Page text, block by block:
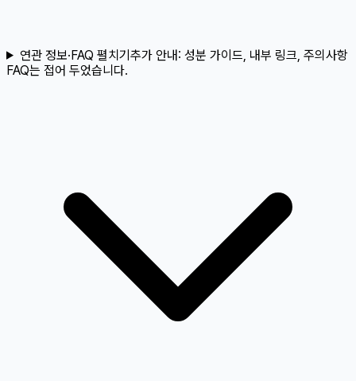
연관 정보·FAQ 펼치기추가 안내: 성분 가이드, 내부 링크, 주의사항
FAQ는 접어 두었습니다.